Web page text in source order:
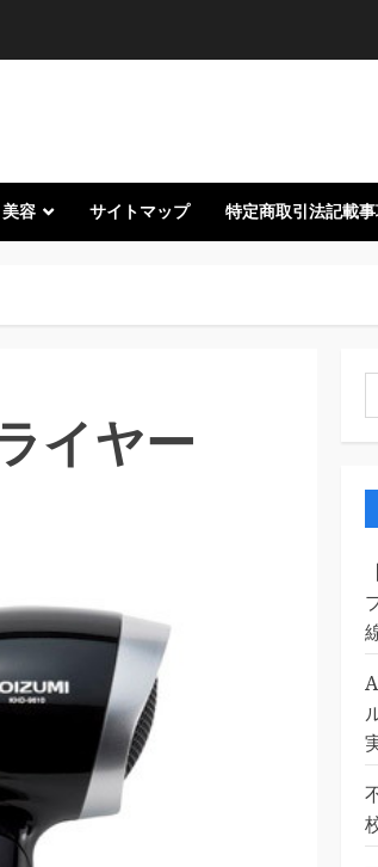
容 サイトマップ 特定商取引法記載
イヤー